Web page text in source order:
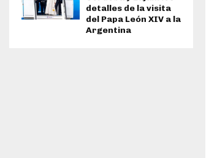
detalles de la visita
del Papa León XIV a la
Argentina